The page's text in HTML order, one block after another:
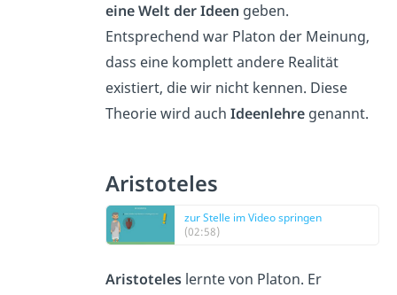
eine Welt der Ideen geben.
Entsprechend war Platon der Meinung,
dass eine komplett andere Realität
existiert, die wir nicht kennen. Diese
Theorie wird auch Ideenlehregenannt.
Aristoteles
zur Stelle im Video springen
(02:58)
Aristoteleslernte von Platon. Er